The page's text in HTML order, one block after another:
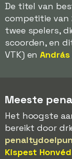
De titel van
competitie van
twee spelers,
scoorden, en
VTK) enAndrás
Meeste
Het hoogste
bereikt door
Kispest Honvéd